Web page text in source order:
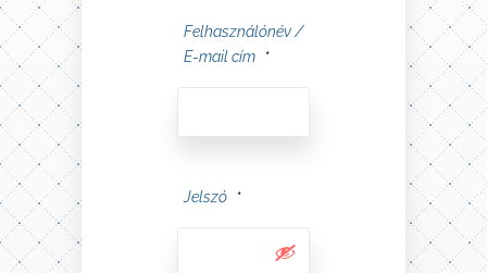
Felhasználónév /
E-mail cím
*
Jelszó *